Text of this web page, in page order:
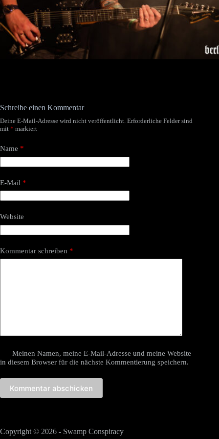
Schreibe einen Kommentar
Deine E-Mail-Adresse wird nicht veröffentlicht. Erforderliche Felder sind
mit * markiert
Name *
E-Mail *
Website
Kommentar schreiben *
Meinen Namen, meine E-Mail-Adresse und meine Website
in diesem Browser für die nächste Kommentierung speichern.
Kommentar abschicken
Copyright © 2026 - Swamp Conspiracy